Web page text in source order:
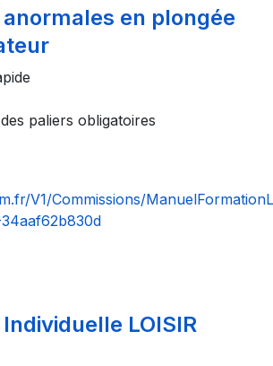
en plongée
paliers obligatoires
V1/Commissions/
LOISIR